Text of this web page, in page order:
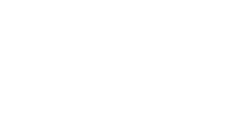
an die neue Website. Dazu gibt es eine feine Tasse
nutzerfreundlicher Navigation.